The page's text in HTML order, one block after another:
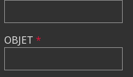
OBJET *